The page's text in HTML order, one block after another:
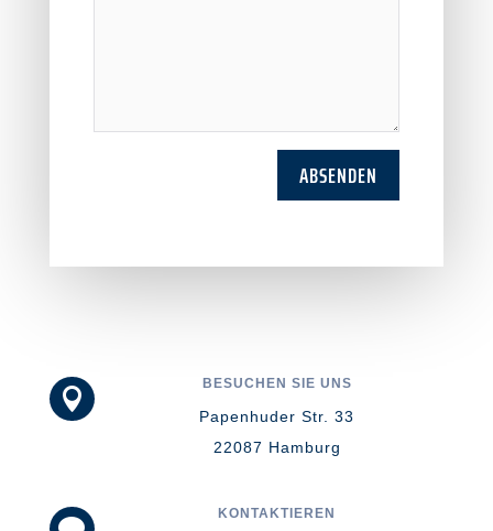
ABSENDEN

BESUCHEN SIE UNS
Papenhuder Str. 33
22087 Hamburg
KONTAKTIEREN